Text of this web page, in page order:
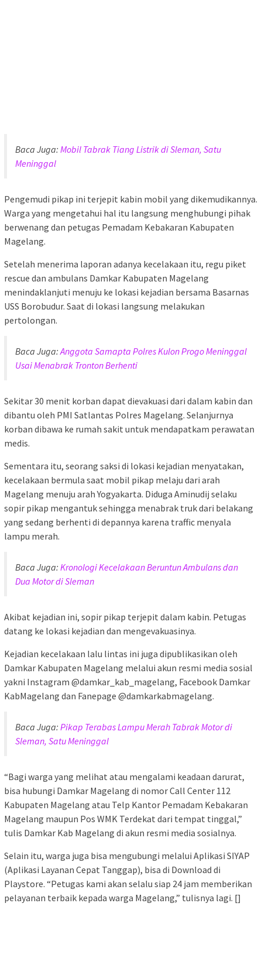
Baca Juga: Mobil Tabrak Tiang Listrik di Sleman, Satu
Meninggal
Pengemudi pikap ini terjepit kabin mobil yang dikemudikannya.
Warga yang mengetahui hal itu langsung menghubungi pihak
berwenang dan petugas Pemadam Kebakaran Kabupaten
Magelang.
Setelah menerima laporan adanya kecelakaan itu, regu piket
rescue dan ambulans Damkar Kabupaten Magelang
menindaklanjuti menuju ke lokasi kejadian bersama Basarnas
USS Borobudur. Saat di lokasi langsung melakukan
pertolongan.
Baca Juga: Anggota Samapta Polres Kulon Progo Meninggal
Usai Menabrak Tronton Berhenti
Sekitar 30 menit korban dapat dievakuasi dari dalam kabin dan
dibantu oleh PMI Satlantas Polres Magelang. Selanjurnya
korban dibawa ke rumah sakit untuk mendapatkam perawatan
medis.
Sementara itu, seorang saksi di lokasi kejadian menyatakan,
kecelakaan bermula saat mobil pikap melaju dari arah
Magelang menuju arah Yogyakarta. Diduga Aminudij selaku
sopir pikap mengantuk sehingga menabrak truk dari belakang
yang sedang berhenti di depannya karena traffic menyala
lampu merah.
Baca Juga: Kronologi Kecelakaan Beruntun Ambulans dan
Dua Motor di Sleman
Akibat kejadian ini, sopir pikap terjepit dalam kabin. Petugas
datang ke lokasi kejadian dan mengevakuasinya.
Kejadian kecelakaan lalu lintas ini juga dipublikasikan oleh
Damkar Kabupaten Magelang melalui akun resmi media sosial
yakni Instagram @damkar_kab_magelang, Facebook Damkar
KabMagelang dan Fanepage @damkarkabmagelang.
Baca Juga: Pikap Terabas Lampu Merah Tabrak Motor di
Sleman, Satu Meninggal
“Bagi warga yang melihat atau mengalami keadaan darurat,
bisa hubungi Damkar Magelang di nomor Call Center 112
Kabupaten Magelang atau Telp Kantor Pemadam Kebakaran
Magelang maupun Pos WMK Terdekat dari tempat tinggal,”
tulis Damkar Kab Magelang di akun resmi media sosialnya.
Selain itu, warga juga bisa mengubungi melalui Aplikasi SIYAP
(Aplikasi Layanan Cepat Tanggap), bisa di Download di
Playstore. “Petugas kami akan selalu siap 24 jam memberikan
pelayanan terbaik kepada warga Magelang,” tulisnya lagi. []